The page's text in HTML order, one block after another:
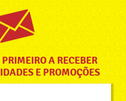
A RECEBER
E PROMOÇÕES